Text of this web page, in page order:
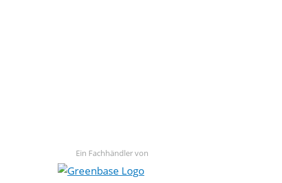
Ein Fachhändler von